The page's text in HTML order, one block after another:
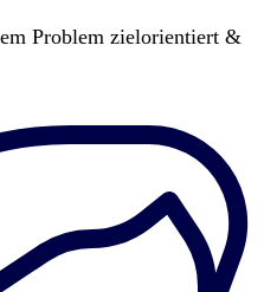
Problem zielorientiert &